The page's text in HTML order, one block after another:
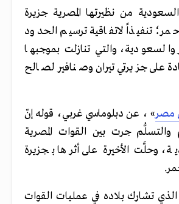
من نظيرتها المصرية جزيرة
تنفيذاً لاتفاقية ترسيم الحدود
والسعودية، والتي تنازلت بموجبها
على جزيرتي تيران وصنافير لصالح
مصر» ، عن دبلوماسي غربي، قوله إنّ
والتسلُّم جرت بين القوات المصرية
وحلَّت اﻷخيرة على أثرها بجزيرة
تشارك بلاده في عمليات القوات